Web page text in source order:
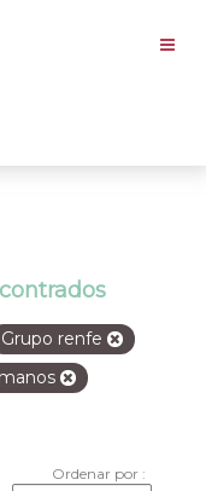
Grupo renfe
Ordenar por